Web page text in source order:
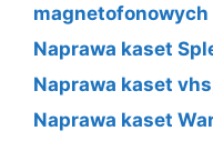
magnetofonowych
Naprawa kaset
Naprawa kaset
Naprawa kaset